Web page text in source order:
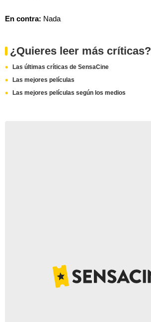
En contra: Nada
¿Quieres leer más críticas?
Las últimas críticas de SensaCine
Las mejores películas
Las mejores películas según los medios